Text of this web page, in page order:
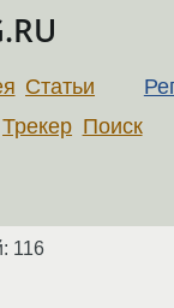
Статьи
Трекер Поиск
116